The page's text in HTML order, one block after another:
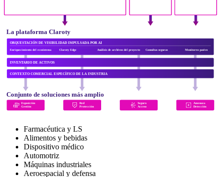
La plataforma Claroty
Conjunto de soluciones más amplio
Amenaza
Detección
Seguro
Acceso
Red
Protección
Exposición
Gestión
CONTEXTO COMERCIAL ESPECÍFICO DE LA INDUSTRIA
INVENTARIO DE ACTIVOS
ORQUESTACIÓN DE VISIBILIDAD IMPULSADA POR AI
Enriquecimiento del ecosistema Claroty Edge Análisis de archivos del proyecto Consultas seguras Monitoreo pasivo
Analizador de hematología
Farmacéutica y LS
Alimentos y bebidas
Dispositivo médico
Automotriz
Máquinas industriales
Aeroespacial y defensa